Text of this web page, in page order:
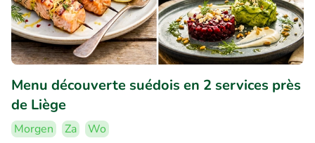
Menu découverte suédois en 2 services près
de Liège
Morgen Za
Wo